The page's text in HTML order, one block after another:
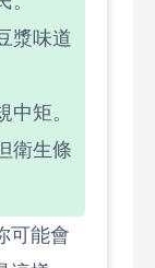
漿味道
中矩。
衛生條
可能會